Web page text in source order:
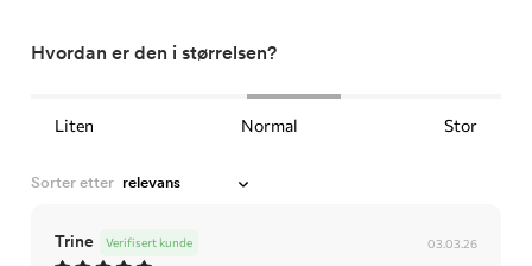
Hvordan er den i størrelsen?
Liten Normal Stor
Sorter etter
Trine 03.03.26
Verifisert kunde